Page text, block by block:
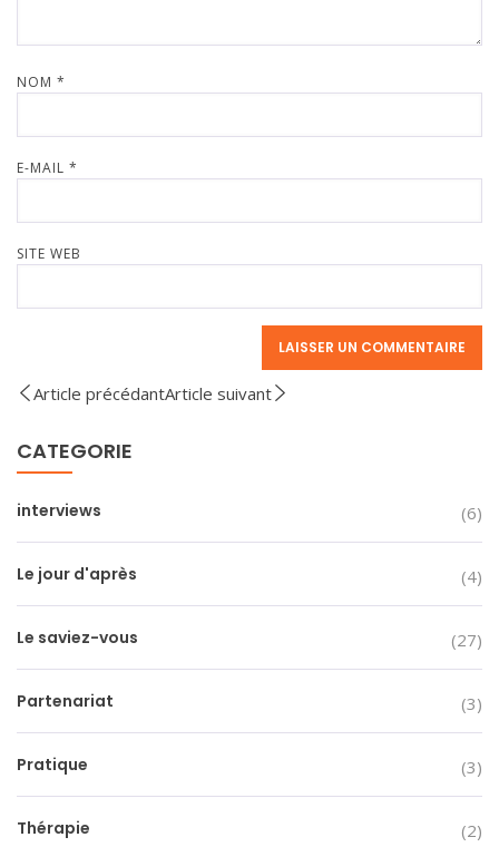
NOM *
E-MAIL *
SITE WEB
Article précédantArticle suivant
CATEGORIE
interviews (6)
Le jour d'après (4)
Le saviez-vous (27)
Partenariat (3)
Pratique (3)
Thérapie (2)